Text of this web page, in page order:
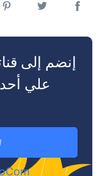
إنضم إلى
علي